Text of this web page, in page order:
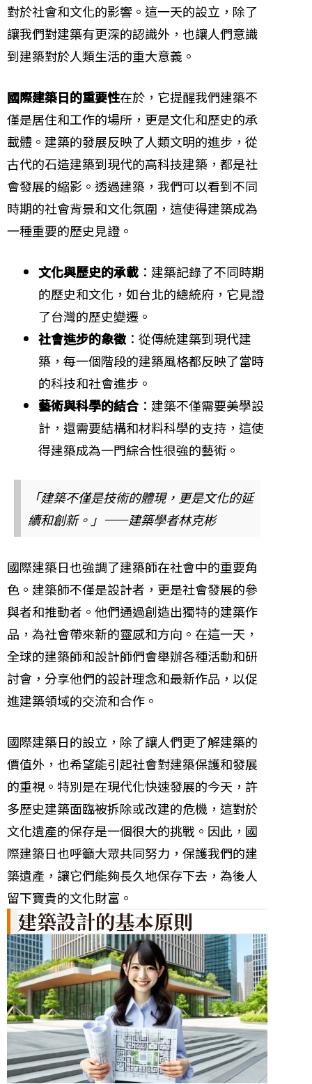
對於社會和文化的影響。這一天的設立，除了
讓我們對建築有更深的認識外，也讓人們意識
到建築對於人類生活的重大意義。
國際建築日的重要性在於，它提醒我們建築不
僅是居住和工作的場所，更是文化和歷史的承
載體。建築的發展反映了人類文明的進步，從
古代的石造建築到現代的高科技建築，都是社
會發展的縮影。透過建築，我們可以看到不同
時期的社會背景和文化氛圍，這使得建築成為
一種重要的歷史見證。
文化與歷史的承載 ：建築記錄了不同時期
的歷史和文化，如台北的總統府，它見證
了台灣的歷史變遷。
社會進步的象徵 ：從傳統建築到現代建
築，每一個階段的建築風格都反映了當時
的科技和社會進步。
藝術與科學的結合：建築不僅需要美學設
計，還需要結構和材料科學的支持，這使
得建築成為一門綜合性很強的藝術。
「建築不僅是技術的體現，更是文化的延
續和創新。」——建築學者林克彬
國際建築日也強調了建築師在社會中的重要角
色。建築師不僅是設計者，更是社會發展的參
與者和推動者。他們通過創造出獨特的建築作
品，為社會帶來新的靈感和方向。在這一天，
全球的建築師和設計師們會舉辦各種活動和研
討會，分享他們的設計理念和最新作品，以促
進建築領域的交流和合作。
國際建築日的設立，除了讓人們更了解建築的
價值外，也希望能引起社會對建築保護和發展
的重視。特別是在現代化快速發展的今天，許
多歷史建築面臨被拆除或改建的危機，這對於
文化遺產的保存是一個很大的挑戰。因此，國
際建築日也呼籲大眾共同努力，保護我們的建
築遺產，讓它們能夠長久地保存下去，為後人
留下寶貴的文化財富。
建築設計的基本原則